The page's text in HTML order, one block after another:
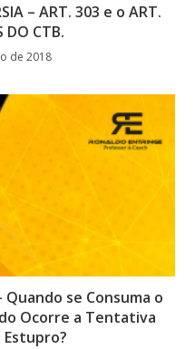
– ART. 303 e o ART.
DO CTB.
de 2018
Quando se Consuma o
Ocorre a Tentativa
Estupro?